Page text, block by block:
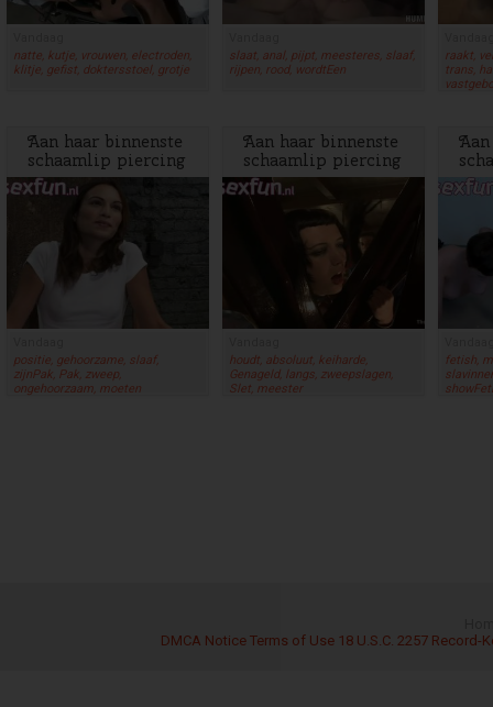
natte, kutje, vrouwen, electroden,
klitje, gefist, doktersstoel, grotje
slaat, anal, pijpt, meesteres, slaaf,
rijpen, rood, wordtEen
raakt,
trans,
Aan haar binnenste
schaamlip piercing
worden gewichtjes
gehangen als g...
positie, gehoorzame, slaaf,
zijnPak, Pak, zweep,
ongehoorzaam, moeten
Aan haar binnenste
schaamlip piercing
worden gewichtjes
gehangen als g...
houdt, absoluut, keiharde,
Genageld, langs, zweepslagen,
Slet, meester
fetish,
DMCA Notice Terms of Use 18 U.S.C. 2257